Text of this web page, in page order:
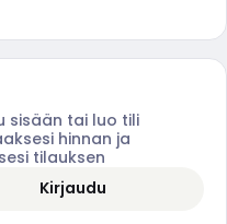
sisään tai luo tili
hinnan ja
tilauksen
Kirjaudu